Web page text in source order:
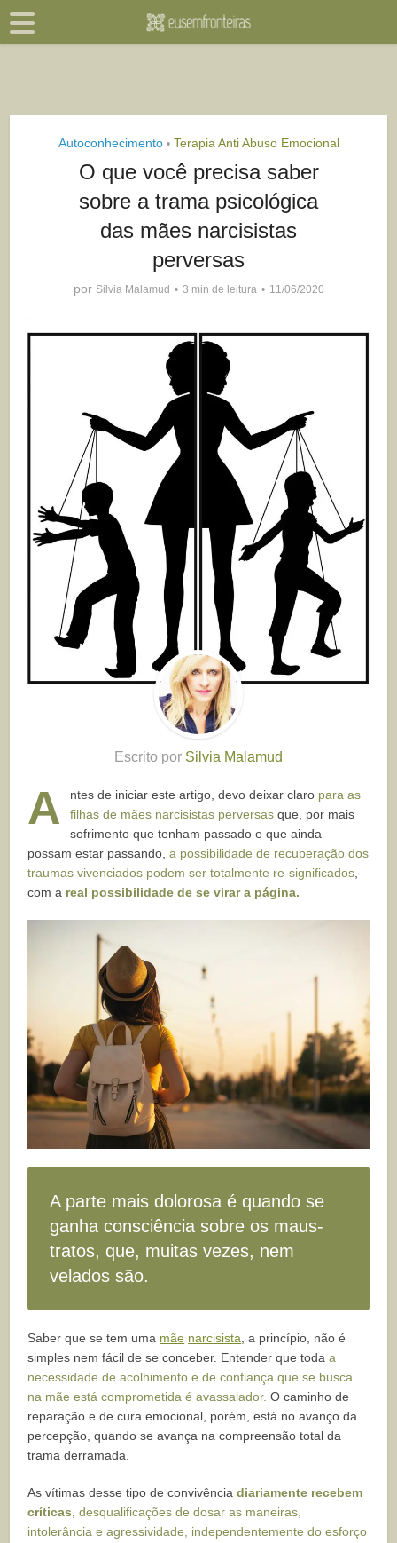
Autoconhecimento • Terapia Anti Abuso Emocional
O que você precisa saber
sobre a trama psicológica
das mães narcisistas
perversas
por Silvia Malamud 3 min de leitura 11/06/2020
Escrito por Silvia Malamud
A ntes de iniciar este artigo, devo deixar claro para as
filhas de mães narcisistas perversas que, por mais
sofrimento que tenham passado e que ainda
possam estar passando,a possibilidade de recuperação dos
traumas vivenciados podem ser totalmente re-significados,
com a real possibilidade de se virar a página.
A parte mais dolorosa é quando se
ganha consciência sobre os maus-
tratos, que, muitas vezes, nem
velados são.
Saber que se tem uma mãe narcisista , a princípio, não é
simples nem fácil de se conceber. Entender que todaa
necessidade de acolhimento e de confiança que se busca
na mãe está comprometida é avassalador. O caminho de
reparação e de cura emocional, porém, está no avanço da
percepção, quando se avança na compreensão total da
trama derramada.
As vítimas desse tipo de convivênciadiariamente recebem
críticas, desqualificações de dosar as maneiras,
intolerância e agressividade, independentemente do esforço